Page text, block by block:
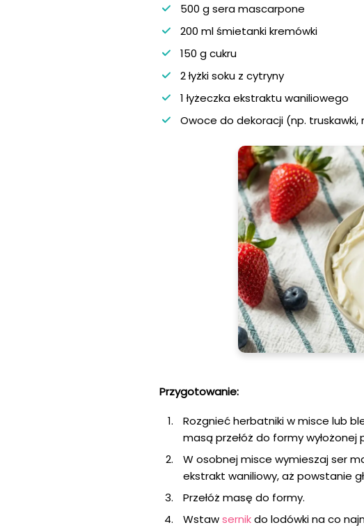
500 g sera mascarpone
200 ml śmietanki kremówki
150 g cukru
2 łyżki soku z cytryny
1 łyżeczka ekstraktu waniliowego
Owoce do dekoracji (np. truskawki,
Przygotowanie:
Rozgnieć herbatniki w misce lub
masą przełóż do formy
W osobnej misce wymieszaj ser
ekstrakt waniliowy, aż powstanie
Przełóż masę do formy.
Wstawsernikdo lodówki na co